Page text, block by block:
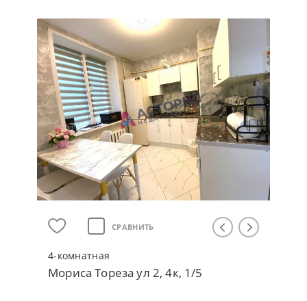
СРАВНИТЬ
4-кoмнaтнaя
Мориса Тореза ул 2, 4к, 1/5